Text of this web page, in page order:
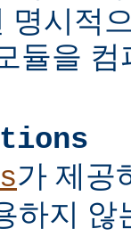
명시적
듈을
가 제공
하지 않